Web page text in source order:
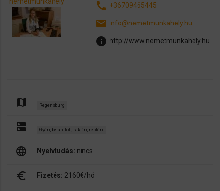
call +36709465445
email info@nemetmunkahely.hu
info http://www.nemetmunkahely.hu
map Regensburg
dns Gyári, betanított, raktári, reptéri
language Nyelvtudás: nincs
euro_symbol Fizetés: 2160€/hó